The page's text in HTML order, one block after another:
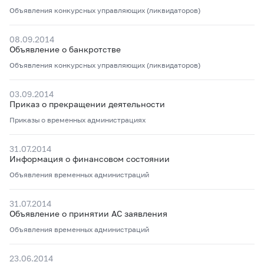
Объявления конкурсных управляющих (ликвидаторов)
08.09.2014
Объявление о банкротстве
Объявления конкурсных управляющих (ликвидаторов)
03.09.2014
Приказ о прекращении деятельности
Приказы о временных администрациях
31.07.2014
Информация о финансовом состоянии
Объявления временных администраций
31.07.2014
Объявление о принятии АС заявления
Объявления временных администраций
23.06.2014